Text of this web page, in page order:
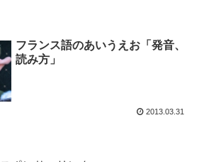
フランス語のあいうえお「発音、
読み方」
2013.03.31